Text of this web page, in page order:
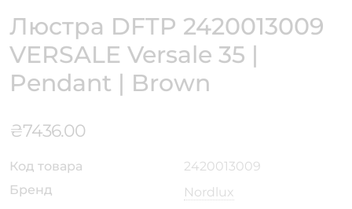
Люстра DFTP 2420013009
VERSALE Versale 35 |
Pendant | Brown
₴7436.00
Код товара
2420013009
Бренд
Nordlux